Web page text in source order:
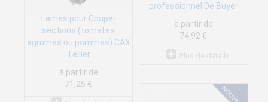
Lames pour Coupe-
sections (tomates
agrumes ou pommes) CAX
Tellier
à partir de
71,25 €
professionnel De Buyer
à partir de
74,92 €